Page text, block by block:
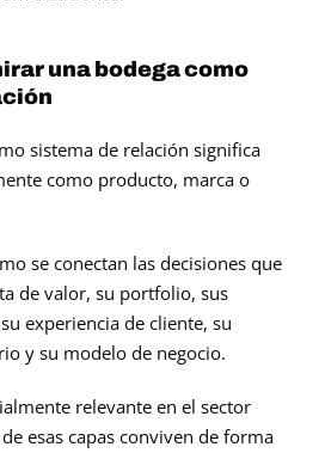
una bodega como
sistema de relación significa
como producto, marca o
se conectan las decisiones que
de valor, su portfolio, sus
experiencia de cliente, su
y su modelo de negocio.
relevante en el sector
esas capas conviven de forma